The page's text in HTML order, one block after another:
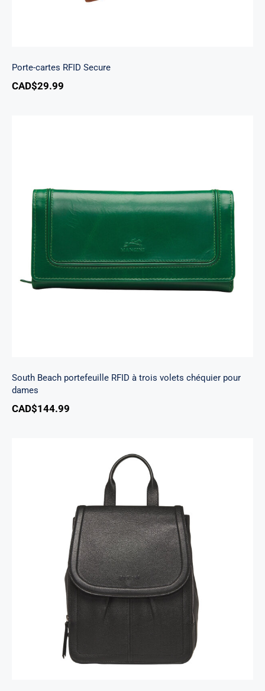
Porte-cartes RFID Secure
CAD$29.99
South Beach portefeuille RFID à trois volets
chéquier pour dames
South Beach portefeuille RFID à trois volets chéquier pour
dames
CAD$144.99
Sac A Dos Margot